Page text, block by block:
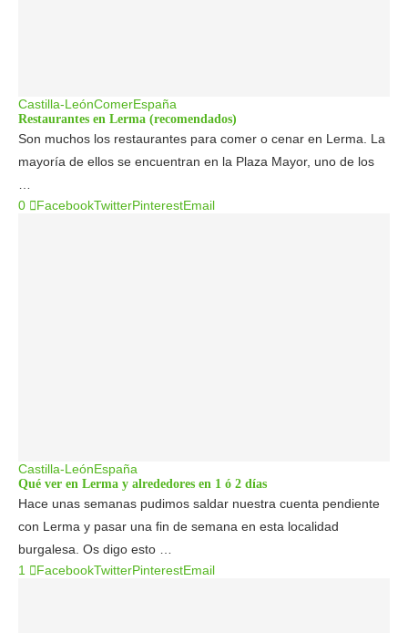
Castilla-LeónComerEspaña
Restaurantes en Lerma (recomendados)
Son muchos los restaurantes para comer o cenar en Lerma. La
mayoría de ellos se encuentran en la Plaza Mayor, uno de los
0
FacebookTwitterPinterestEmail
Castilla-LeónEspaña
Qué ver en Lerma y alrededores en 1 ó 2 días
Hace unas semanas pudimos saldar nuestra cuenta pendiente
con Lerma y pasar una fin de semana en esta localidad
burgalesa. Os digo esto …
1
FacebookTwitterPinterestEmail